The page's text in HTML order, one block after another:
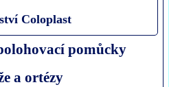
Coloplast
pomůcky
a ortézy